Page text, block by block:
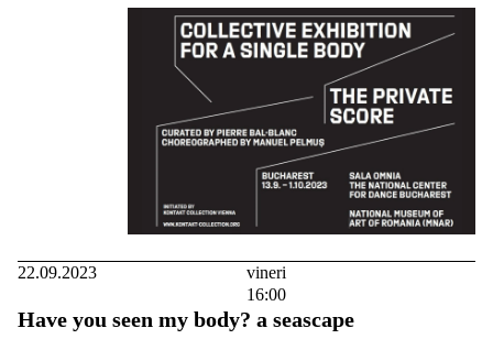
22.09.2023
vineri
16:00
Have you seen my body? a seascape